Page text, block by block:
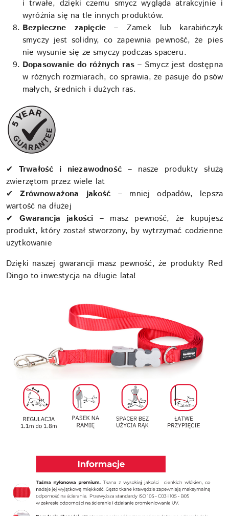
i trwałe, dzięki czemu smycz wygląda atrakcyjnie i
wyróżnia się na tle innych produktów.
Bezpieczne zapięcie – Zamek lub karabińczyk
smyczy jest solidny, co zapewnia pewność, że pies
nie wysunie się ze smyczy podczas spaceru.
Dopasowanie do różnych ras– Smycz jest dostępna
w różnych rozmiarach, co sprawia, że pasuje do psów
małych, średnich i dużych ras.
✔ Trwałość i niezawodność– nasze produkty służą
zwierzętom przez wiele lat
✔Zrównoważona jakość – mniej odpadów, lepsza
wartość na dłużej
✔ Gwarancja jakości – masz pewność, że kupujesz
produkt, który został stworzony, by wytrzymać codzienne
użytkowanie
Dzięki naszej gwarancji masz pewność, że produkty Red
Dingo to inwestycja na długie lata!